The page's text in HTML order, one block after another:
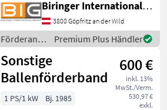
Förderanlagen
Förderbänder
Biringer International GmbH
3800 Göpfritz an der Wild
Förderanlagen
/ Sonstige
Premium Plus Händler
Sonstige
Ballenförderband
600 €
inkl. 13%
MwSt./Verm.
530,97 €
exkl.
1 PS/1 kW
Bj. 1985